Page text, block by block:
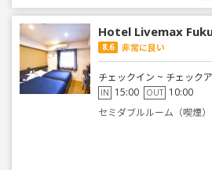
Hotel Livemax
8.6 非常に良い
チェックイン ~ チェック
IN 15:00 OUT 10:00
セミダブルルーム（喫煙）